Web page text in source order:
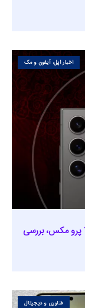
اخبار اپل، آیفون و مک
مقایسه دوربین گلکسی S24 اولترا با آیفون 15 پرو مکس، بررسی
فناوری و دیجیتال